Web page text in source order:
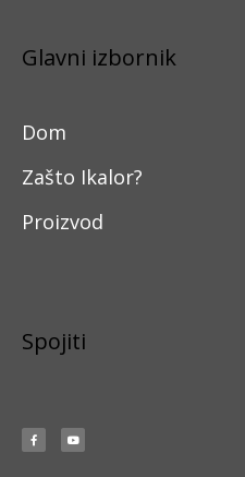
Glavni izbornik
Dom
Zašto Ikalor?
Proizvod
Spojiti